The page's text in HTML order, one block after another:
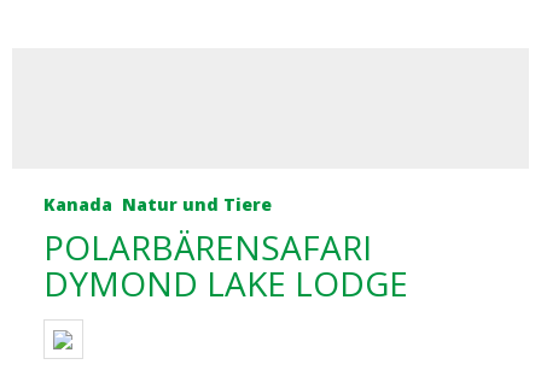
Kanada Natur und Tiere
POLARBÄRENSAFARI
DYMOND LAKE LODGE